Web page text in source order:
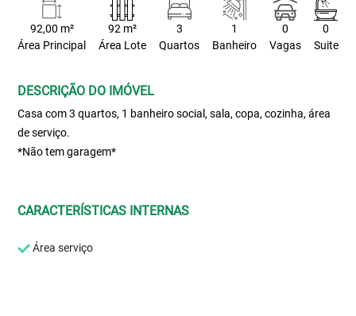
92,00 m²
Área Principal
92 m²
Área Lote
3
Quartos
1
Banheiro
0
Vagas
0
Suite
DESCRIÇÃO DO IMÓVEL
Casa com 3 quartos, 1 banheiro social, sala, copa, cozinha, área
de serviço.
*Não tem garagem*
CARACTERÍSTICAS INTERNAS
Área serviço